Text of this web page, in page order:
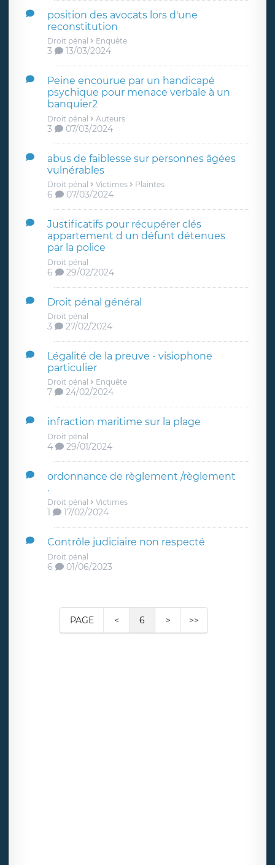
position des avocats lors d'une
reconstitution
Droit pénal Enquête
3 13/03/2024
Peine encourue par un handicapé
psychique pour menace verbale à un
banquier2
Droit pénal Auteurs
3 07/03/2024
abus de faiblesse sur personnes âgées
vulnérables
Droit pénal Victimes Plaintes
6 07/03/2024
Justificatifs pour récupérer clés
appartement d un défunt détenues
par la police
Droit pénal
6 29/02/2024
Droit pénal général
Droit pénal
3 27/02/2024
Légalité de la preuve - visiophone
particulier
Droit pénal Enquête
7 24/02/2024
infraction maritime sur la plage
Droit pénal
4 29/01/2024
ordonnance de règlement /règlement
.
Droit pénal Victimes
1 17/02/2024
Contrôle judiciaire non respecté
Droit pénal
6 01/06/2023
PAGE < 6 > >>